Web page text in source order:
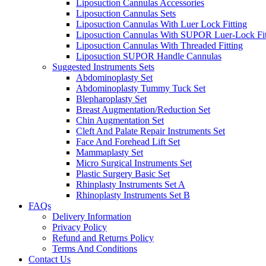
Liposuction Cannulas Accessories
Liposuction Cannulas Sets
Liposuction Cannulas With Luer Lock Fitting
Liposuction Cannulas With SUPOR Luer-Lock
Liposuction Cannulas With Threaded Fitting
Liposuction SUPOR Handle Cannulas
Suggested Instruments Sets
Abdominoplasty Set
Abdominoplasty Tummy Tuck Set
Blepharoplasty Set
Breast Augmentation/Reduction Set
Chin Augmentation Set
Cleft And Palate Repair Instruments Set
Face And Forehead Lift Set
Mammaplasty Set
Micro Surgical Instruments Set
Plastic Surgery Basic Set
Rhinplasty Instruments Set A
Rhinoplasty Instruments Set B
FAQs
Delivery Information
Privacy Policy
Refund and Returns Policy
Terms And Conditions
Contact Us